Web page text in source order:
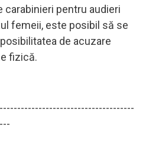
pentru audieri
femeii, este posibil să se
de acuzare
fizică.